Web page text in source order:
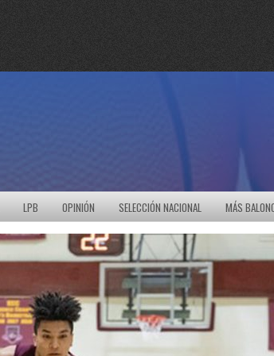
LPB OPINIÓN SELECCIÓN NACIONAL MÁS